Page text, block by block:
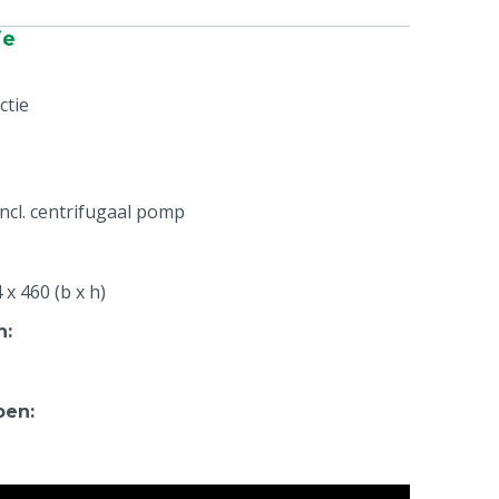
centrifugaal pomp
460 (b x h)
:
: